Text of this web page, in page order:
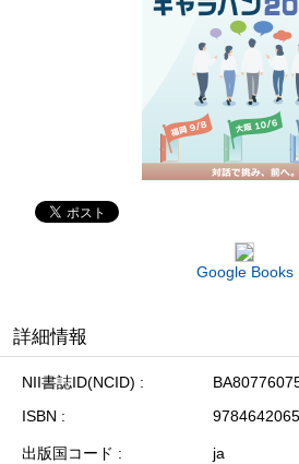
Google Books
詳細情報
NII書誌ID(NCID)
ISBN
出版国コード
ja